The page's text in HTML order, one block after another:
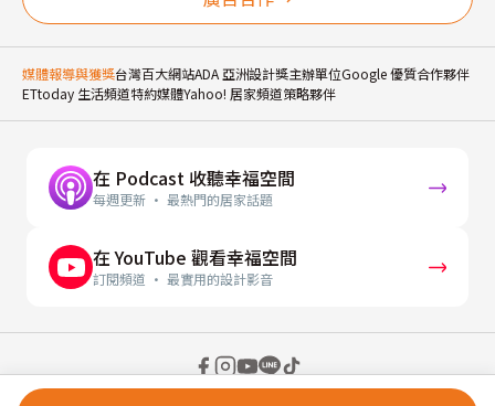
媒體報導與獲獎台灣百大網站ADA 亞洲設計獎主辦單位Google 優質合作夥伴
ETtoday 生活頻道特約媒體Yahoo! 居家頻道策略夥伴
在 Podcast 收聽幸福空間
每週更新 · 最熱門的居家話題
在 YouTube 觀看幸福空間
訂閱頻道 · 最實用的設計影音
© 2026 幸福空間 Gorgeous Space Co., Ltd.